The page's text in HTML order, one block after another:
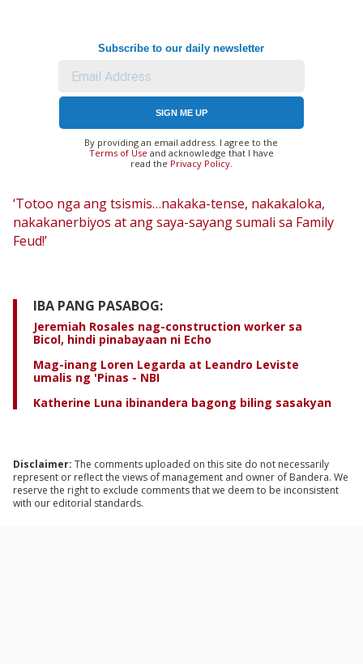
Subscribe to our daily newsletter
SIGN ME UP
By providing an email address. I agree to the
Terms of Use and acknowledge that I have
read the Privacy Policy.
‘Totoo nga ang tsismis…nakaka-tense, nakakaloka,
nakakanerbiyos at ang saya-sayang sumali sa Family
Feud!’
IBA PANG PASABOG:
Jeremiah Rosales nag-construction worker sa
Bicol, hindi pinabayaan ni Echo
Mag-inang Loren Legarda at Leandro Leviste
umalis ng 'Pinas - NBI
Katherine Luna ibinandera bagong biling sasakyan
Disclaimer: The comments uploaded on this site do not necessarily
represent or reflect the views of management and owner of Bandera. We
reserve the right to exclude comments that we deem to be inconsistent
with our editorial standards.